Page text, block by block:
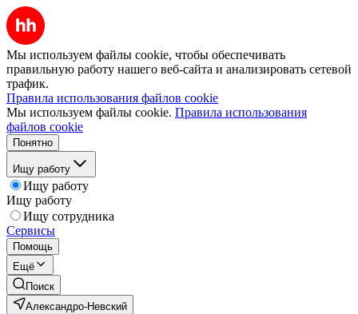
Мы используем файлы cookie, чтобы обеспечивать
правильную работу нашего веб-сайта и анализировать сетевой
трафик.
Правила использования файлов cookie
Мы используем файлы cookie. Правила использования
файлов cookie
Понятно
Ищу работу
Ищу работу
Ищу работу
Ищу сотрудника
Сервисы
Помощь
Ещё
Поиск
Александро-Невский